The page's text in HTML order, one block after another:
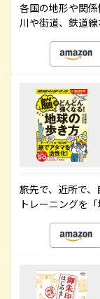
各国の地形や関係
川や街道、鉄道
旅先で、近所で
トレーニングを